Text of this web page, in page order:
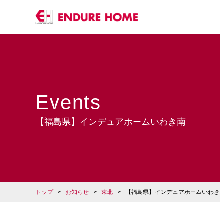
Events
【福島県】インデュアホームいわき南
トップ お知らせ 東北 【福島県】インデュアホームいわ